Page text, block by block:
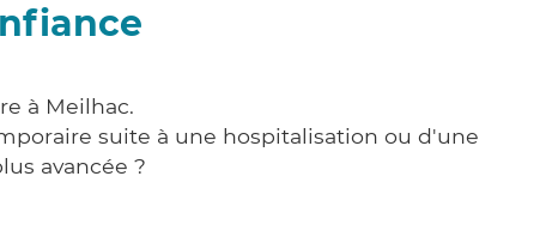
à Meilhac.
suite à une hospitalisation ou d'une
avancée ?